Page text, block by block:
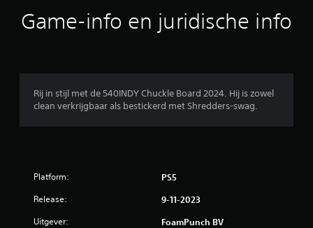
e
n
g
Game-info en juridische info
Rij in stijl met de 540INDY Chuckle Board 2024. Hij is zowel
clean verkrijgbaar als bestickerd met Shredders-swag.
Platform: PS5
Release: 9-11-2023
Uitgever: FoamPunch BV